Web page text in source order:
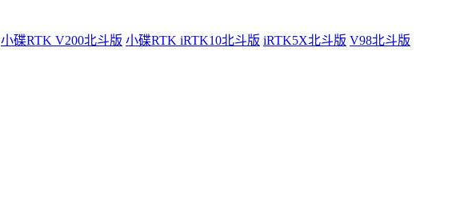
小碟RTK V200北斗版 小碟RTK iRTK10北斗版 iRTK5X北斗版 V98北斗版